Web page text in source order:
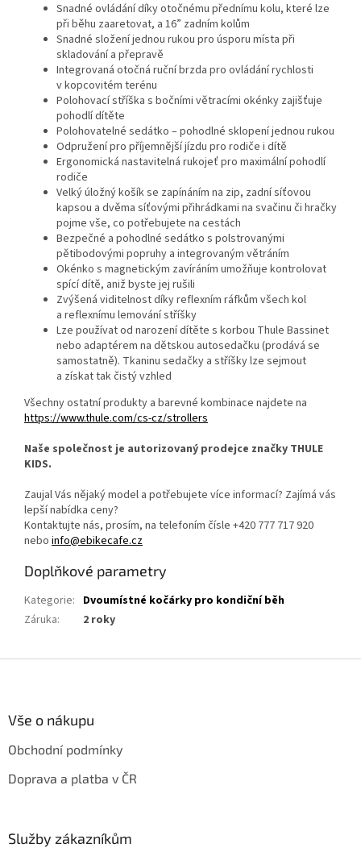
Snadné ovládání díky otočnému přednímu kolu, které lze
při běhu zaaretovat, a 16” zadním kolům
Snadné složení jednou rukou pro úsporu místa při
skladování a přepravě
Integrovaná otočná ruční brzda pro ovládání rychlosti
v kopcovitém terénu
Polohovací stříška s bočními větracími okénky zajišťuje
pohodlí dítěte
Polohovatelné sedátko – pohodlné sklopení jednou rukou
Odpružení pro příjemnější jízdu pro rodiče i dítě
Ergonomická nastavitelná rukojeť pro maximální pohodlí
rodiče
Velký úložný košík se zapínáním na zip, zadní síťovou
kapsou a dvěma síťovými přihrádkami na svačinu či hračky
pojme vše, co potřebujete na cestách
Bezpečné a pohodlné sedátko s polstrovanými
pětibodovými popruhy a integrovaným větráním
Okénko s magnetickým zavíráním umožňuje kontrolovat
spící dítě, aniž byste jej rušili
Zvýšená viditelnost díky reflexním ráfkům všech kol
a reflexnímu lemování stříšky
Lze používat od narození dítěte s korbou Thule Bassinet
nebo adaptérem na dětskou autosedačku (prodává se
samostatně). Tkaninu sedačky a stříšky lze sejmout
a získat tak čistý vzhled
Všechny ostatní produkty a barevné kombinace najdete na
https://www.thule.com/cs-cz/strollers
Naše společnost je autorizovaný prodejce značky THULE
KIDS.
Zaujal Vás nějaký model a potřebujete více informací? Zajímá vás
lepší nabídka ceny?
Kontaktujte nás, prosím, na telefoním čísle +420 777 717 920
nebo info@ebikecafe.cz
Doplňkové parametry
Kategorie: Dvoumístné kočárky pro kondiční běh
Záruka: 2 roky
Vše o nákupu
Obchodní podmínky
Doprava a platba v ČR
Služby zákazníkům